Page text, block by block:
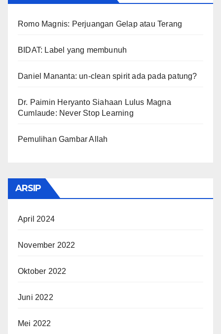
Romo Magnis: Perjuangan Gelap atau Terang
BIDAT: Label yang membunuh
Daniel Mananta: un-clean spirit ada pada patung?
Dr. Paimin Heryanto Siahaan Lulus Magna
Cumlaude: Never Stop Learning
Pemulihan Gambar Allah
ARSIP
April 2024
November 2022
Oktober 2022
Juni 2022
Mei 2022